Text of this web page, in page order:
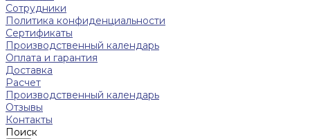
Сотрудники
Политика конфиденциальности
Сертификаты
Производственный календарь
Оплата и гарантия
Доставка
Расчет
Производственный календарь
Отзывы
Контакты
Поиск